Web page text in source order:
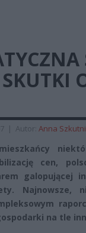
| Autor: Anna
cen,
galopującej
Najnowsze,
na tle